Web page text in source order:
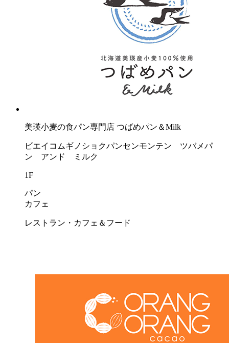
美瑛小麦の食パン専門店 つばめパン＆Milk
ビエイコムギノショクパンセンモンテン ツバメパ
ン アンド ミルク
1F
パン
カフェ
レストラン・カフェ＆フード